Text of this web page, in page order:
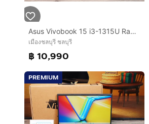
Asus Vivobook 15 i3-1315U Ram8 SSD512 15.6นิ้ว FHD จอใหญ่ภาพคมชัด สเปคดี ทำงานเก่ง เครื่องพร้อมใช้งาน ขายเพียง 10,990.- มีประกันศูนย์
เมืองชลบุรี ชลบุรี
฿ 10,990
PREMIUM